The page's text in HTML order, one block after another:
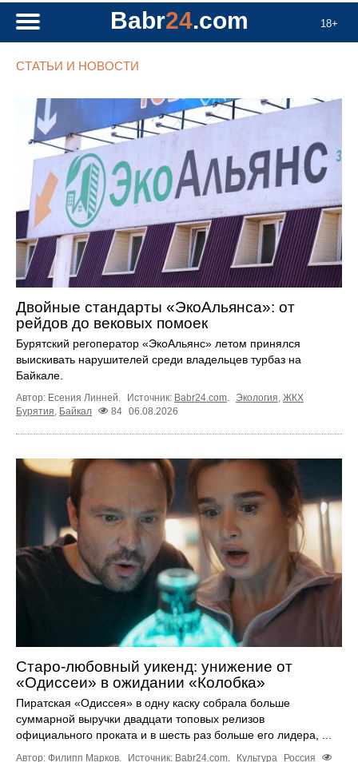
18+
Babr24.com
СТАТЬИ И НОВОСТИ
Двойные стандарты «ЭкоАльянса»: от
рейдов до вековых помоек
Бурятский регоператор «ЭкоАльянс» летом принялся
выискивать нарушителей среди владельцев турбаз на
Байкале.
Автор: Есения Линней. Источник: Babr24.com Экология ЖКХ
Бурятия Байкал 84 06.08.2026
Старо-любовный уикенд: унижение от
«Одиссеи» в ожидании «Колобка»
Пиратская «Одиссея» в одну каску собрала больше
суммарной выручки двадцати топовых релизов
официального проката и в шесть раз больше его лидера, ...
Автор: Филипп Марков. Источник: Babr24.com. Культура
Россия